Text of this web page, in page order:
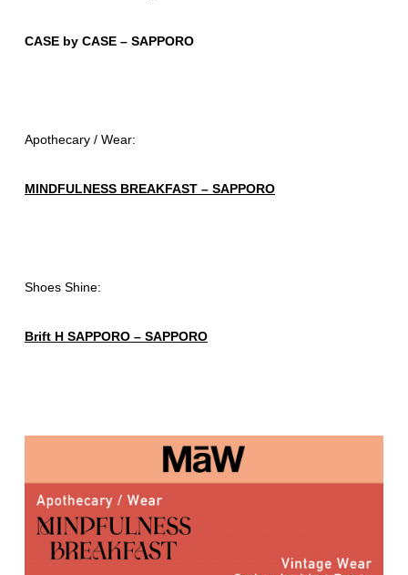
CASE by CASE – SAPPORO
Apothecary / Wear:
MINDFULNESS BREAKFAST – SAPPORO
Shoes Shine:
Brift H SAPPORO – SAPPORO